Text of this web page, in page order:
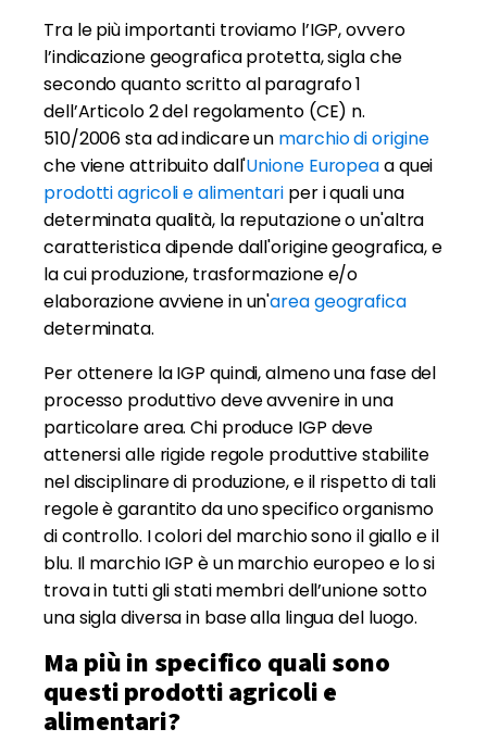
Tra le più importanti troviamo l’IGP, ovvero
l’indicazione geografica protetta, sigla che
secondo quanto scritto al paragrafo 1
dell’Articolo 2 del regolamento (CE) n.
510/2006 sta ad indicare un marchio di origine
che viene attribuito dall'Unione Europeaa quei
prodotti agricoli e alimentari per i quali una
determinata qualità, la reputazione o un'altra
caratteristica dipende dall'origine geografica, e
la cui produzione, trasformazione e/o
elaborazione avviene in un'area geografica
determinata.
Per ottenere la IGP quindi, almeno una fase del
processo produttivo deve avvenire in una
particolare area. Chi produce IGP deve
attenersi alle rigide regole produttive stabilite
nel disciplinare di produzione, e il rispetto di tali
regole è garantito da uno specifico organismo
di controllo. I colori del marchio sono il giallo e il
blu. Il marchio IGP è un marchio europeo e lo si
trova in tutti gli stati membri dell’unione sotto
una sigla diversa in base alla lingua del luogo.
Ma più in specifico quali sono
questi prodotti agricoli e
alimentari?